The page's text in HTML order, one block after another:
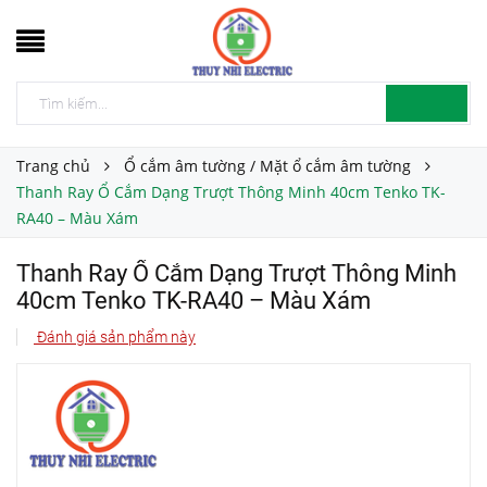
Trang chủ
Ổ cắm âm tường / Mặt ổ cắm âm tường
Thanh Ray Ổ Cắm Dạng Trượt Thông Minh 40cm Tenko TK-
RA40 – Màu Xám
Thanh Ray Ổ Cắm Dạng Trượt Thông Minh
40cm Tenko TK-RA40 – Màu Xám
Đánh giá sản phẩm này